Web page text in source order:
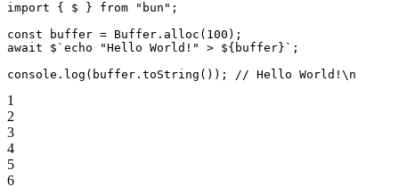
import { $ } from "bun" ;
const buffer = Buffer. alloc ( 100 );
await $ `echo "Hello World!" > ${ buffer}` ;
console. log (buffer. toString ()); // Hello World!\n
1
2
3
4
5
6